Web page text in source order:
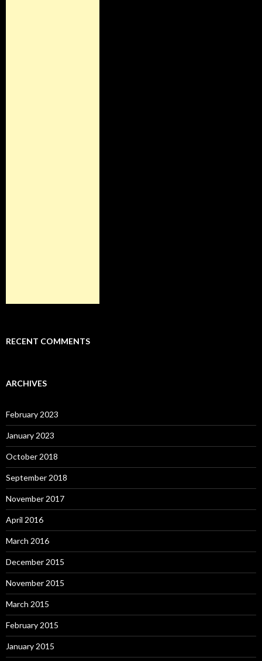
RECENT COMMENTS
ARCHIVES
February 2023
January 2023
October 2018
September 2018
November 2017
April 2016
March 2016
December 2015
November 2015
March 2015
February 2015
January 2015